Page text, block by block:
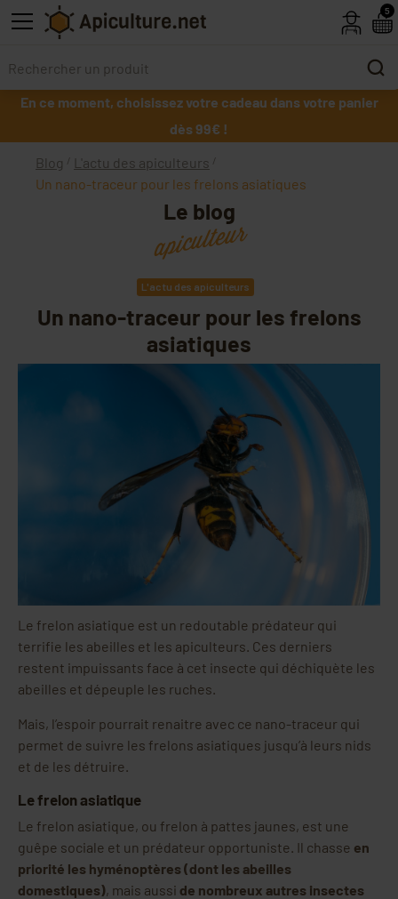
Skip to main content
En ce moment, choisissez votre cadeau dans votre panier
dès 99€ !
Blog
L'actu des apiculteurs
Un nano-traceur pour les frelons asiatiques
Le blog
apiculteur
L'actu des apiculteurs
Un nano-traceur pour les frelons
asiatiques
Le frelon asiatique est un redoutable prédateur qui
terrifie les abeilles et les apiculteurs. Ces derniers
restent impuissants face à cet insecte qui déchiquète les
abeilles et dépeuple les ruches.
Mais, l’espoir pourrait renaitre avec ce nano-traceur qui
permet de suivre les frelons asiatiques jusqu’à leurs nids
et de les détruire.
Le frelon asiatique
Le frelon asiatique, ou frelon à pattes jaunes, est une
guêpe sociale et un prédateur opportuniste. Il chasse en
priorité les hyménoptères (dont les abeilles
domestiques), mais aussi de nombreux autres insectes
5